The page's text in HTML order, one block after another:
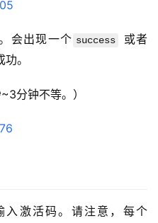
会出现一个 success 或者
。
分钟不等。）
入激活码。请注意，每个